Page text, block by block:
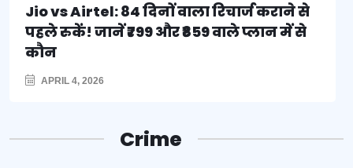
Jio vs Airtel: 84 दिनों वाला रिचार्ज कराने से
पहले रुकें! जानें ₹799 और ₹859 वाले प्लान में से
कौन
APRIL 4, 2026
Crime